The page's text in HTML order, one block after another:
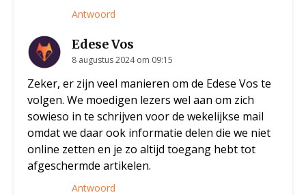
Antwoord
Edese Vos
8 augustus 2024 om 09:15
Zeker, er zijn veel manieren om de Edese Vos te
volgen. We moedigen lezers wel aan om zich
sowieso in te schrijven voor de wekelijkse mail
omdat we daar ook informatie delen die we niet
online zetten en je zo altijd toegang hebt tot
afgeschermde artikelen.
Antwoord